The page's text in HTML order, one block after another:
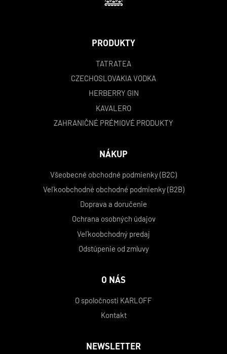
PRODUKTY
TATRATEA
CZECHOSLOVAKIA VODKA
HERBERRY GIN
KAVALERO
ZAHRANIČNÉ PRÉMIOVÉ PRODUKTY
NÁKUP
Všeobecné obchodné podmienky (B2C)
Veľkoobchodné obchodné podmienky (B2B)
Doprava a doručenie
Ochrana osobných údajov
Veľkoobchodný predaj
Odstúpenie od zmluvy
O NÁS
O spoločnosti KARLOFF
Kontakt
NEWSLETTER